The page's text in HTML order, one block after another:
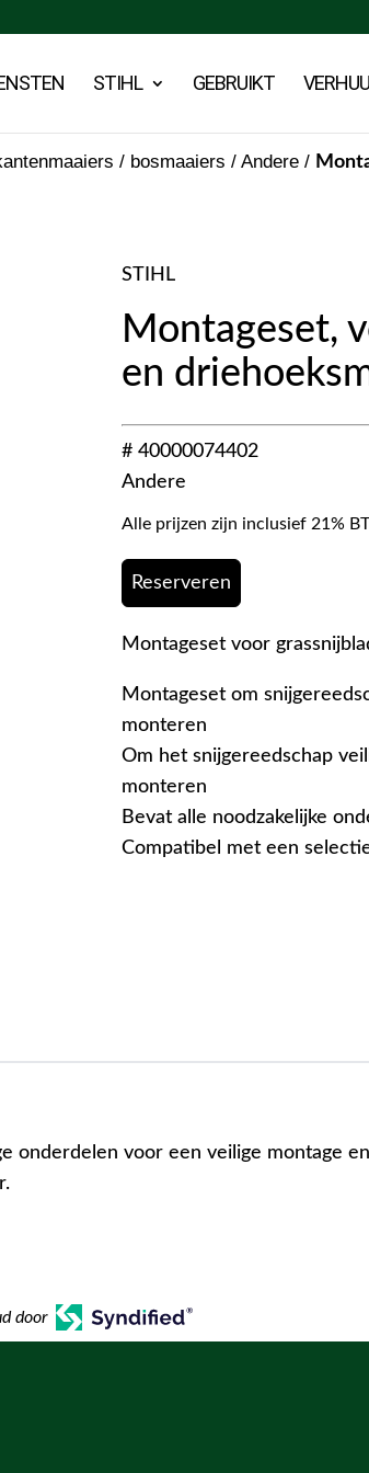
STIHL GEBRUIKT
/ bosmaaiers / Andere /
STIHL
Montageset,
en
# 40000074402
Andere
Alle prijzen zijn inclusief 21%
Reserveren
Montageset voor
Montageset om
monteren
Om het snijgereedschap
monteren
Bevat alle noodzakelijke
Compatibel met een
onderdelen voor een veilige montage en
door